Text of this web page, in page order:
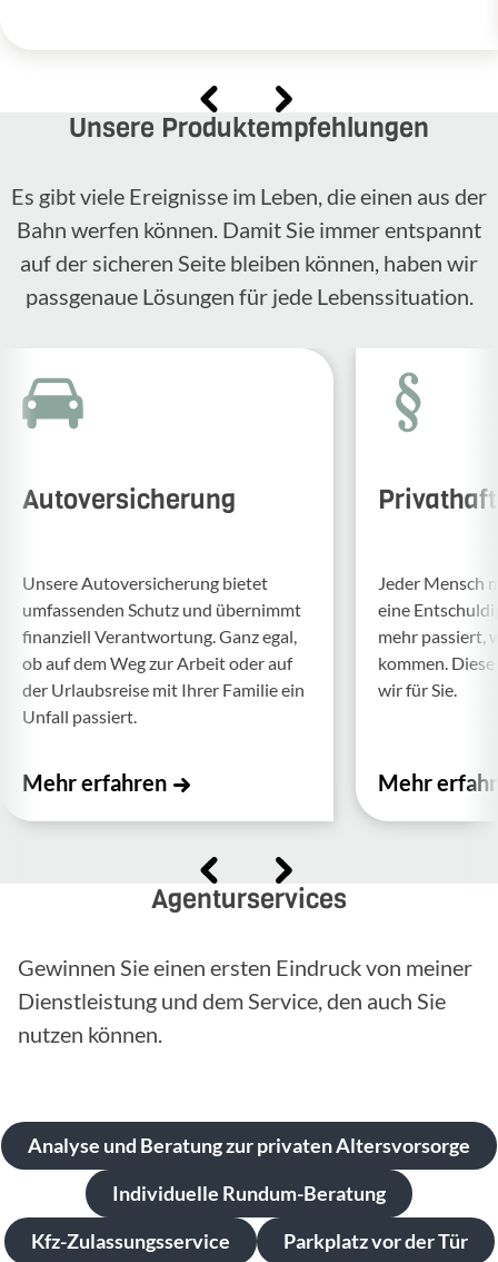
Unsere Produktempfehlungen
Es gibt viele Ereignisse im Leben, die einen aus der
Bahn werfen können. Damit Sie immer entspannt
auf der sicheren Seite bleiben können, haben wir
passgenaue Lösungen für jede Lebenssituation.
Autoversicherung
Unsere Auto­ver­si­che­rung bietet
umfas­senden Schutz und über­nimmt
finan­ziell Verant­wor­tung. Ganz egal,
ob auf dem Weg zur Arbeit oder auf
der Urlaubs­reise mit Ihrer Familie ein
Unfall passiert.
Mehr erfahren
Jeder Mensch
eine
mehr passiert,
kommen.
wir für Sie.
Mehr
Agenturservices
Gewinnen Sie einen ersten Eindruck von meiner
Dienstleistung und dem Service, den auch Sie
nutzen können.
Analyse und Beratung zur privaten Altersvorsorge
Individuelle Rundum-Beratung
Kfz-Zulassungsservice
Parkplatz vor der Tür